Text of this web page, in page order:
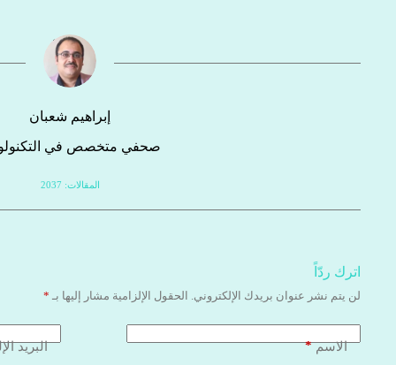
إبراهيم شعبان
صحفي متخصص في
المقالات: 2037
اترك ردّاً
لن يتم نشر عنوان بريدك الإلكتروني. الحقول الإلزامية مشار إليها بـ *
الاسم* البريد